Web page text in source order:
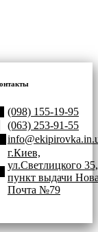
(098) 155-19-95
(063) 253-91-55
г.Киев,
ул.Светлицкого 35,
пункт выдачи
Почта №79